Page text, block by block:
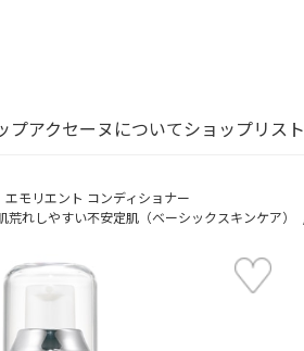
プアクセーヌについてショップリスト
エモリエント コンディショナー
荒れしやすい不安定肌（ベーシックスキンケア）